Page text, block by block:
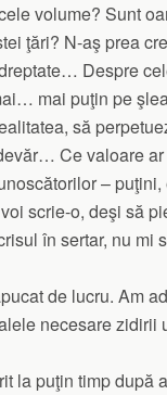
volume? Sunt
ţări? N-aş prea
Despre
mai puţin pe
să
Ce valoare
–
scrie-o, deşi să
în sertar, nu mi
de lucru. Am
necesare zidirii
la puţin timp după